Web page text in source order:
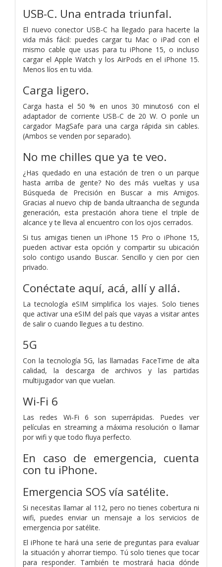
USB-C. Una entrada triunfal.
El nuevo conector USB-C ha llegado para hacerte la
vida más fácil: puedes cargar tu Mac o iPad con el
mismo cable que usas para tu iPhone 15, o incluso
cargar el Apple Watch y los AirPods en el iPhone 15.
Menos líos en tu vida.
Carga ligero.
Carga hasta el 50 % en unos 30 minutos6 con el
adaptador de corriente USB-C de 20 W. O ponle un
cargador MagSafe para una carga rápida sin cables.
(Ambos se venden por separado).
No me chilles que ya te veo.
¿Has quedado en una estación de tren o un parque
hasta arriba de gente? No des más vueltas y usa
Búsqueda de Precisión en Buscar a mis Amigos.
Gracias al nuevo chip de banda ultraancha de segunda
generación, esta prestación ahora tiene el triple de
alcance y te lleva al encuentro con los ojos cerrados.
Si tus amigas tienen un iPhone 15 Pro o iPhone 15,
pueden activar esta opción y compartir su ubicación
solo contigo usando Buscar. Sencillo y cien por cien
privado.
Conéctate aquí, acá, allí y allá.
La tecnología eSIM simplifica los viajes. Solo tienes
que activar una eSIM del país que vayas a visitar antes
de salir o cuando llegues a tu destino.
5G
Con la tecnología 5G, las llamadas FaceTime de alta
calidad, la descarga de archivos y las partidas
multijugador van que vuelan.
Wi-Fi 6
Las redes Wi‑Fi 6 son superrápidas. Puedes ver
películas en streaming a máxima resolución o llamar
por wifi y que todo fluya perfecto.
En caso de emergencia, cuenta
con tu iPhone.
Emergencia SOS vía satélite.
Si necesitas llamar al 112, pero no tienes cobertura ni
wifi, puedes enviar un mensaje a los servicios de
emergencia por satélite.
El iPhone te hará una serie de preguntas para evaluar
la situación y ahorrar tiempo. Tú solo tienes que tocar
para responder. También te mostrará hacia dónde